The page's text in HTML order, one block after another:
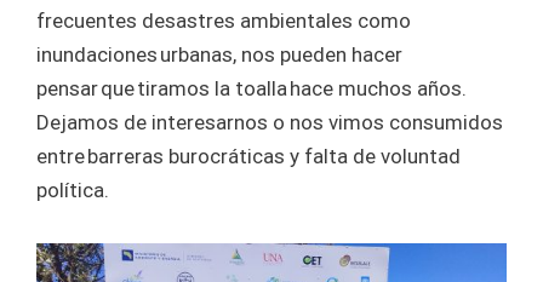
frecuentes desastres ambientales como
inundaciones urbanas, nos pueden hacer
pensar que tiramos la toalla hace muchos años.
Dejamos de interesarnos o nos vimos consumidos
entre barreras burocráticas y falta de voluntad
política.